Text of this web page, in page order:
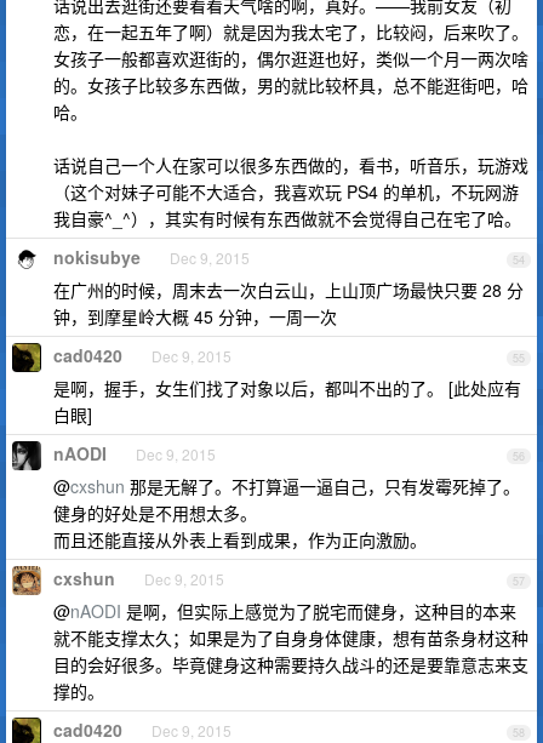
话说出去逛街还要看看天气啥的啊，真好。——我前女友（初
恋，在一起五年了啊）就是因为我太宅了，比较闷，后来吹了。
女孩子一般都喜欢逛街的，偶尔逛逛也好，类似一个月一两次啥
的。女孩子比较多东西做，男的就比较杯具，总不能逛街吧，哈
哈。
话说自己一个人在家可以很多东西做的，看书，听音乐，玩游戏
（这个对妹子可能不大适合，我喜欢玩 PS4 的单机，不玩网游
我自豪^_^），其实有时候有东西做就不会觉得自己在宅了哈。
54
nokisubye Dec 9, 2015
在广州的时候，周末去一次白云山，上山顶广场最快只要 28 分
钟，到摩星岭大概 45 分钟，一周一次
55
cad0420 Dec 9, 2015
是啊，握手，女生们找了对象以后，都叫不出的了。 [此处应有
白眼]
56
nAODI Dec 9, 2015
@cxshun 那是无解了。不打算逼一逼自己，只有发霉死掉了。
健身的好处是不用想太多。
而且还能直接从外表上看到成果，作为正向激励。
57
cxshun Dec 9, 2015
@nAODI 是啊，但实际上感觉为了脱宅而健身，这种目的本来
就不能支撑太久；如果是为了自身身体健康，想有苗条身材这种
目的会好很多。毕竟健身这种需要持久战斗的还是要靠意志来支
撑的。
58
cad0420 Dec 9, 2015